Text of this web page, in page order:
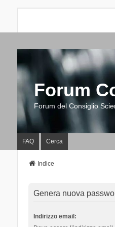
Forum
Forum del Consiglio
FAQ Cerca
Indice
Genera nuova
Indirizzo email: